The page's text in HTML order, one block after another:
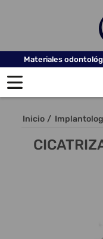
Materiales
Inicio /